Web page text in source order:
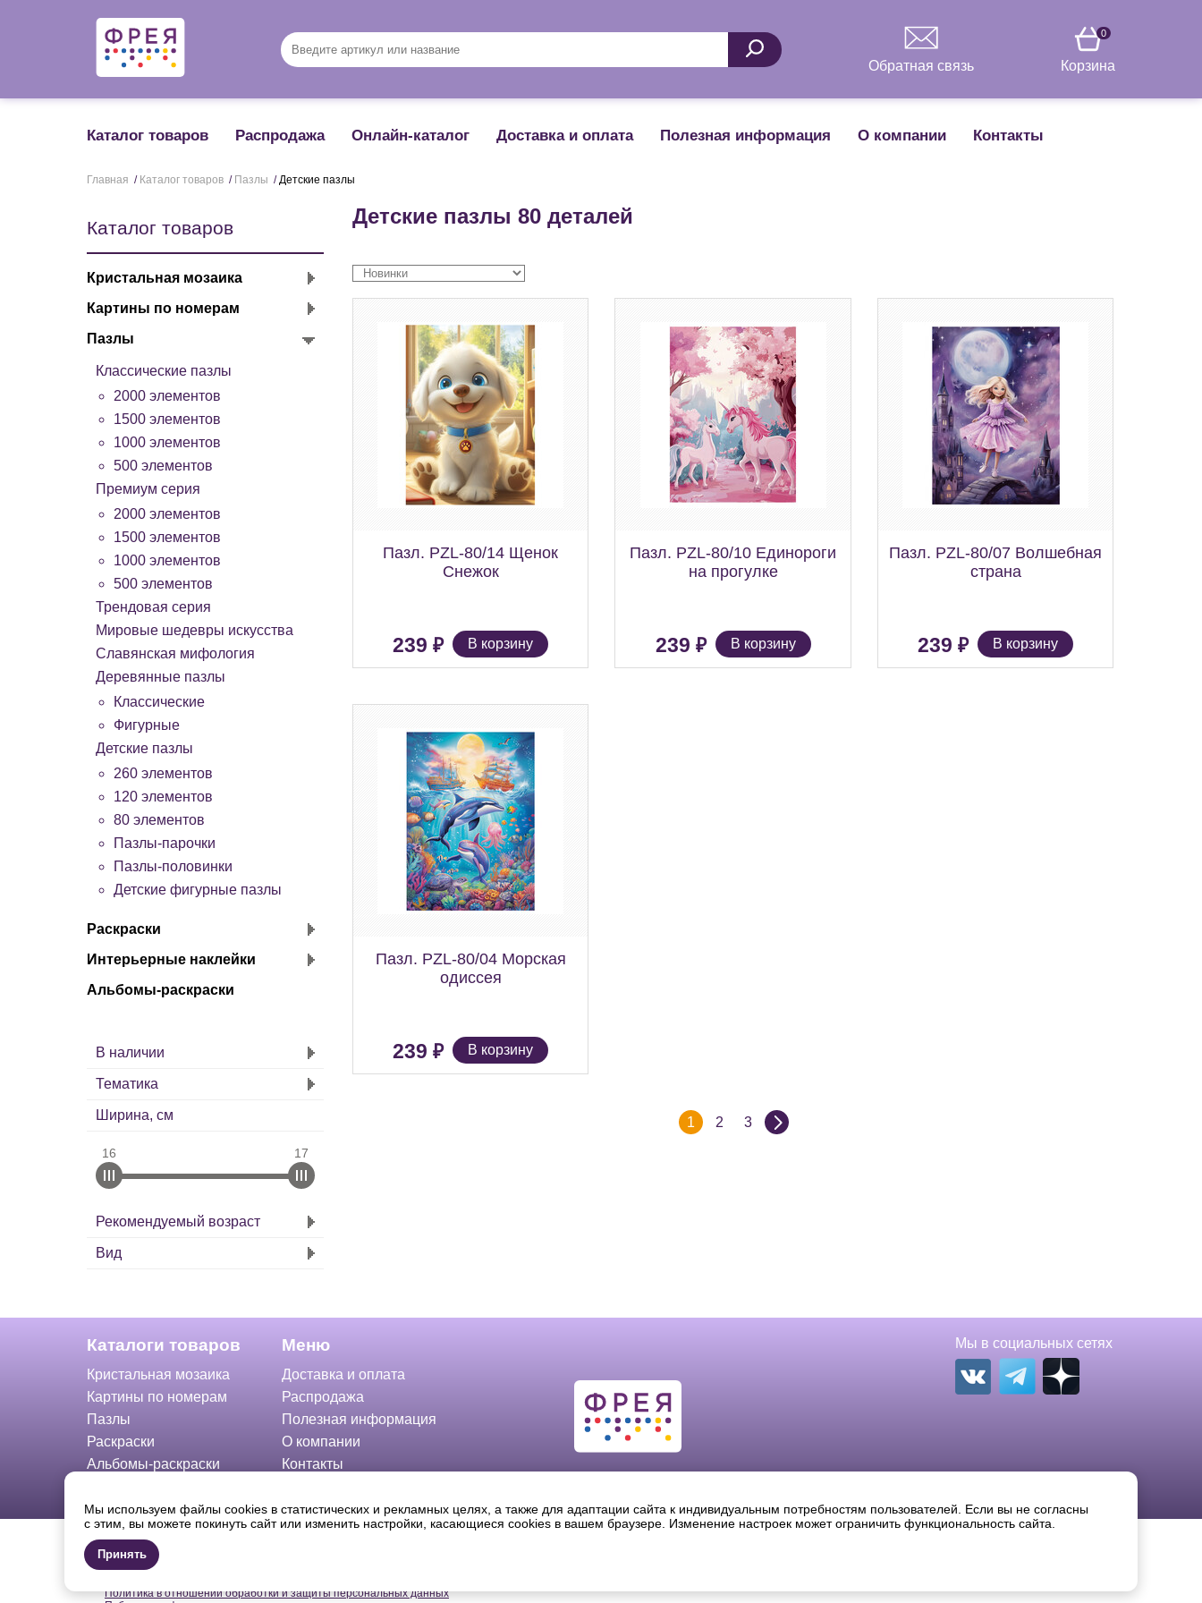
Поиск
Обратная связь
0
Корзина
Каталог товаров Распродажа Онлайн-каталог Доставка и оплата Полезная информация О компании Контакты
Главная / Каталог товаров / Пазлы / Детские пазлы
Каталог товаров
Кристальная мозаика
Картины по номерам
Пазлы
Классические пазлы
2000 элементов
1500 элементов
1000 элементов
500 элементов
Премиум серия
2000 элементов
1500 элементов
1000 элементов
500 элементов
Трендовая серия
Мировые шедевры искусства
Славянская мифология
Деревянные пазлы
Классические
Фигурные
Детские пазлы
260 элементов
120 элементов
80 элементов
Пазлы-парочки
Пазлы-половинки
Детские фигурные пазлы
Раскраски
Интерьерные наклейки
Альбомы-раскраски
В наличии
Тематика
Ширина, см
16 17
Рекомендуемый возраст
Вид
Детские пазлы 80 деталей
Пазл. PZL-80/14 Щенок
Снежок
239 ₽ В корзину
Пазл. PZL-80/10 Единороги
на прогулке
239 ₽ В корзину
Пазл. PZL-80/07 Волшебная
страна
239 ₽ В корзину
Пазл. PZL-80/04 Морская
одиссея
239 ₽ В корзину
1 2 3
Каталоги товаров
Кристальная мозаика
Картины по номерам
Пазлы
Раскраски
Альбомы-раскраски
Меню
Доставка и оплата
Распродажа
Полезная информация
О компании
Контакты
Мы в социальных сетях
ВконтактеТелеграм
© 2026 «ФРЕЯ». Полное или частичное копирование, воспроизведение в печатном виде и/или использование в любой форме, цитирование без письменного разрешения правообладателя
запрещено.
Продавец: ООО «Жаккард» ОГРН: 1137746742869 Юридический адрес: 105554, Москва, 11-ая Парковая д.9/35, комната 32. Email: shop@igla.ru
Политика в отношении обработки и защиты персональных данных
Мы используем файлы cookies в статистических и рекламных целях, а также для адаптации сайта к индивидуальным потребностям пользователей. Если вы не согласны
с этим, вы можете покинуть сайт или изменить настройки, касающиеся cookies в вашем браузере. Изменение настроек может ограничить функциональность сайта.
Принять